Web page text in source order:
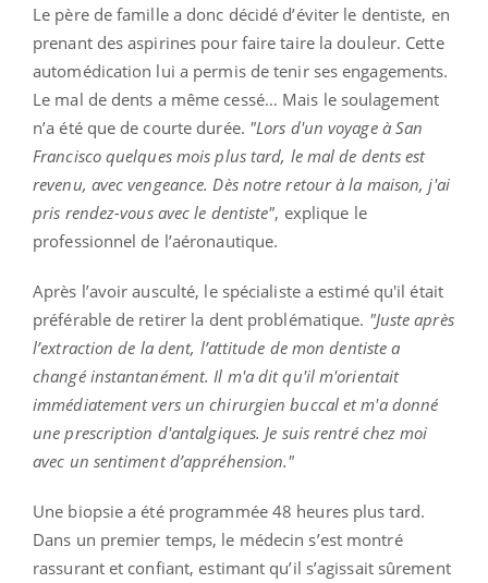
Le père de famille a donc décidé d’éviter le dentiste, en
prenant des aspirines pour faire taire la douleur. Cette
automédication lui a permis de tenir ses engagements.
Le mal de dents a même cessé… Mais le soulagement
n’a été que de courte durée. "Lors d'un voyage à San
Francisco quelques mois plus tard, le mal de dents est
revenu, avec vengeance. Dès notre retour à la maison, j'ai
pris rendez-vous avec le dentiste", explique le
professionnel de l’aéronautique.
Après l’avoir ausculté, le spécialiste a estimé qu'il était
préférable de retirer la dent problématique. "Juste après
l’extraction de la dent, l’attitude de mon dentiste a
changé instantanément. Il m'a dit qu'il m'orientait
immédiatement vers un chirurgien buccal et m'a donné
une prescription d'antalgiques. Je suis rentré chez moi
avec un sentiment d’appréhension."
Une biopsie a été programmée 48 heures plus tard.
Dans un premier temps, le médecin s’est montré
rassurant et confiant, estimant qu’il s’agissait sûrement